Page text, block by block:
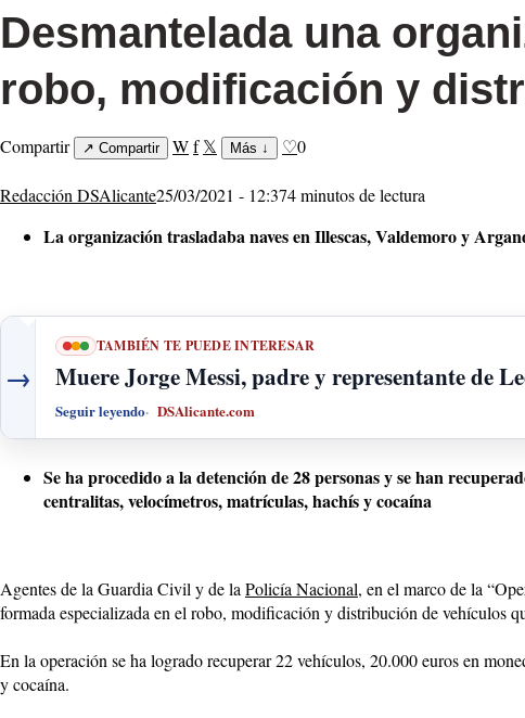
Desmantelada una
robo, modificación y
Compartir ↗ Compartir Wf 𝕏 Más ↓ ♡0
Redacción DSAlicante25/03/2021 - 12:374 minutos de lectura
La organización trasladaba naves en Illescas, Valdemoro y
→
TAMBIÉN TE PUEDE INTERESAR
Muere Jorge Messi, padre y representante de
Seguir leyendo DSAlicante.com
Se ha procedido a la detención de 28 personas y se han
centralitas, velocímetros, matrículas, hachís y cocaína
Agentes de la Guardia Civil y de la Policía Nacional, en el marco de la
formada especializada en el robo, modificación y distribución de vehículos
En la operación se ha logrado recuperar 22 vehículos, 20.000 euros en
y cocaína.